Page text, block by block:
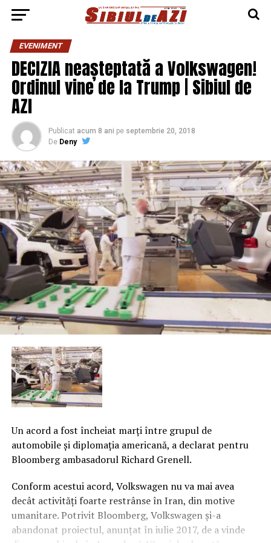
EVENIMENT
DECIZIA neașteptată a Volkswagen!
Ordinul vine de la Trump | Sibiul de
AZI
Publicat acum 8 ani pe septembrie 20, 2018
De Deny
Un acord a fost încheiat marţi între grupul de
automobile şi diplomaţia americană, a declarat pentru
Bloomberg ambasadorul Richard Grenell.
Conform acestui acord, Volkswagen nu va mai avea
decât activităţi foarte restrânse în Iran, din motive
umanitare. Potrivit Bloomberg, Volkswagen şi-a
abandonat proiectul, anunţat în iulie 2017, de a vinde